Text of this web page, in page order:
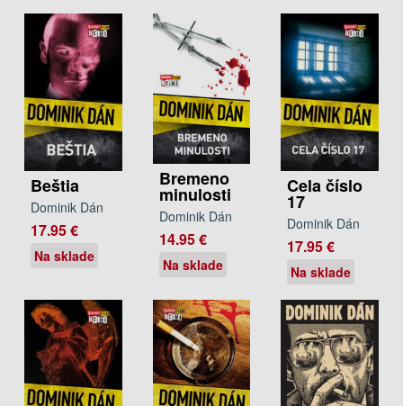
Beštia
Dominik Dán
17.95 €
Na sklade
Bremeno
minulosti
Dominik Dán
14.95 €
Na sklade
Cela číslo
17
Dominik Dán
17.95 €
Na sklade